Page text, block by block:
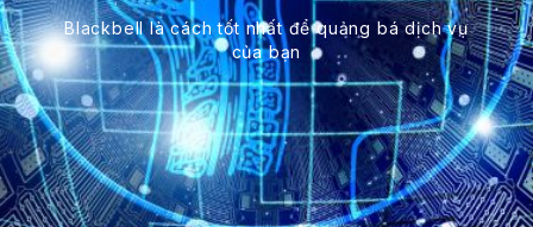
Blackbell là cách tốt nhất để quảng bá dịch vụ
của bạn